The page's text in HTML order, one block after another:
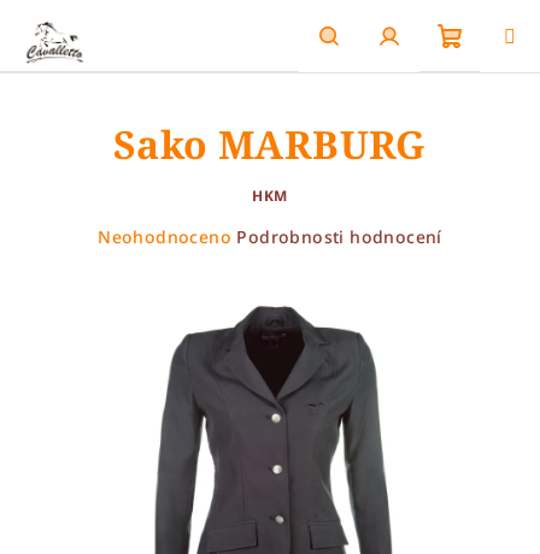
obsah
HledatPřihlášení
Sako MARBURG
HKM
Průměrné
hvězdiček.
Neohodnoceno Podrobnosti hodnocení